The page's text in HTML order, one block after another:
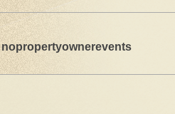
nopropertyownerevents